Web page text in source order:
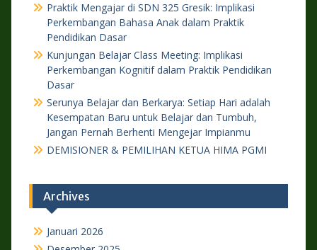
Praktik Mengajar di SDN 325 Gresik: Implikasi
Perkembangan Bahasa Anak dalam Praktik
Pendidikan Dasar
Kunjungan Belajar Class Meeting: Implikasi
Perkembangan Kognitif dalam Praktik Pendidikan
Dasar
Serunya Belajar dan Berkarya: Setiap Hari adalah
Kesempatan Baru untuk Belajar dan Tumbuh,
Jangan Pernah Berhenti Mengejar Impianmu
DEMISIONER & PEMILIHAN KETUA HIMA PGMI
Archives
Januari 2026